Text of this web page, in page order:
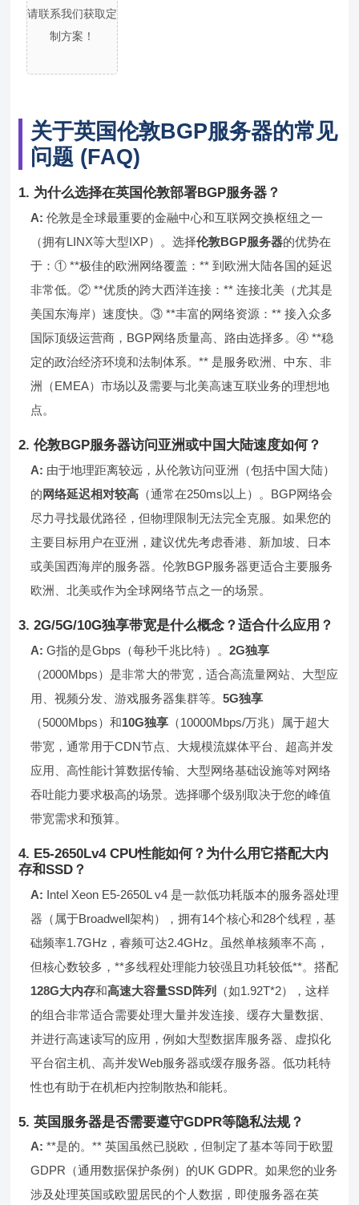
请联系我们获取定
制方案！
关于英国伦敦BGP服务器的常见
问题 (FAQ)
1. 为什么选择在英国伦敦部署BGP服务器？
A: 伦敦是全球最重要的金融中心和互联网交换枢纽之一
（拥有LINX等大型IXP）。选择伦敦BGP服务器的优势在
于：① **极佳的欧洲网络覆盖：** 到欧洲大陆各国的延迟
非常低。② **优质的跨大西洋连接：** 连接北美（尤其是
美国东海岸）速度快。③ **丰富的网络资源：** 接入众多
国际顶级运营商，BGP网络质量高、路由选择多。④ **稳
定的政治经济环境和法制体系。** 是服务欧洲、中东、非
洲（EMEA）市场以及需要与北美高速互联业务的理想地
点。
2. 伦敦BGP服务器访问亚洲或中国大陆速度如何？
A: 由于地理距离较远，从伦敦访问亚洲（包括中国大陆）
的 网络延迟相对较高 （通常在250ms以上）。BGP网络会
尽力寻找最优路径，但物理限制无法完全克服。如果您的
主要目标用户在亚洲，建议优先考虑香港、新加坡、日本
或美国西海岸的服务器。伦敦BGP服务器更适合主要服务
欧洲、北美或作为全球网络节点之一的场景。
3. 2G/5G/10G独享带宽是什么概念？适合什么应用？
A: G指的是Gbps（每秒千兆比特）。2G独享
（2000Mbps）是非常大的带宽，适合高流量网站、大型应
用、视频分发、游戏服务器集群等。5G独享
（5000Mbps）和10G独享 （10000Mbps/万兆）属于超大
带宽，通常用于CDN节点、大规模流媒体平台、超高并发
应用、高性能计算数据传输、大型网络基础设施等对网络
吞吐能力要求极高的场景。选择哪个级别取决于您的峰值
带宽需求和预算。
4. E5-2650Lv4 CPU性能如何？为什么用它搭配大内
存和SSD？
A: Intel Xeon E5-2650L v4 是一款低功耗版本的服务器处理
器（属于Broadwell架构），拥有14个核心和28个线程，基
础频率1.7GHz，睿频可达2.4GHz。虽然单核频率不高，
但核心数较多，**多线程处理能力较强且功耗较低**。搭配
128G大内存和高速大容量SSD阵列
（如1.92T*2），这样
的组合非常适合需要处理大量并发连接、缓存大量数据、
并进行高速读写的应用，例如大型数据库服务器、虚拟化
平台宿主机、高并发Web服务器或缓存服务器。低功耗特
性也有助于在机柜内控制散热和能耗。
5. 英国服务器是否需要遵守GDPR等隐私法规？
A: **是的。** 英国虽然已脱欧，但制定了基本等同于欧盟
GDPR（通用数据保护条例）的UK GDPR。如果您的业务
涉及处理英国或欧盟居民的个人数据，即使服务器在英